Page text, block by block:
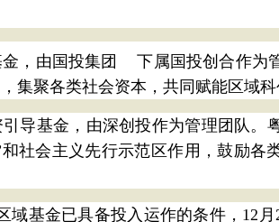
，由 国投集团
下属国投创合作为
集聚各类社会资本，共同赋能区域科
导基金，由深创投作为管理团队。
社会主义先行示范区作用，鼓励各
域基金已具备投入运作的条件，12